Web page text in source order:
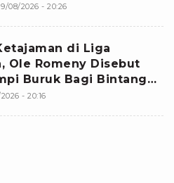
9/08/2026 - 20:26
di Liga
Ole Romeny Disebut
Buruk Bagi Bintang
- 20:16